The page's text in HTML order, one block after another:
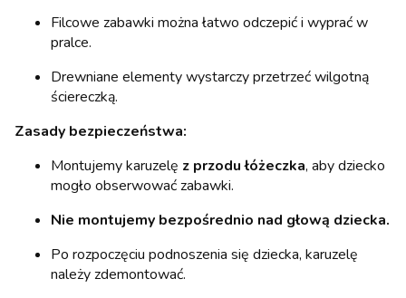
Filcowe zabawki można łatwo odczepić i wyprać w
pralce.
Drewniane elementy wystarczy przetrzeć wilgotną
ściereczką.
Zasady bezpieczeństwa:
Montujemy karuzelę z przodu łóżeczka, aby dziecko
mogło obserwować zabawki.
Nie montujemy bezpośrednio nad głową dziecka.
Po rozpoczęciu podnoszenia się dziecka, karuzelę
należy zdemontować.